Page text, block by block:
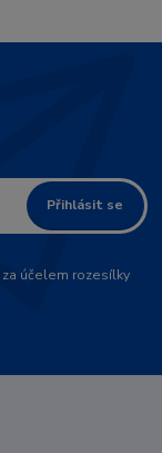
Přihlásit se
za účelem rozesílky